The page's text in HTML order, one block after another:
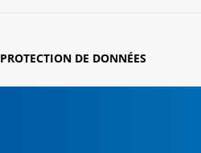
PROTECTION DE DONNÉES